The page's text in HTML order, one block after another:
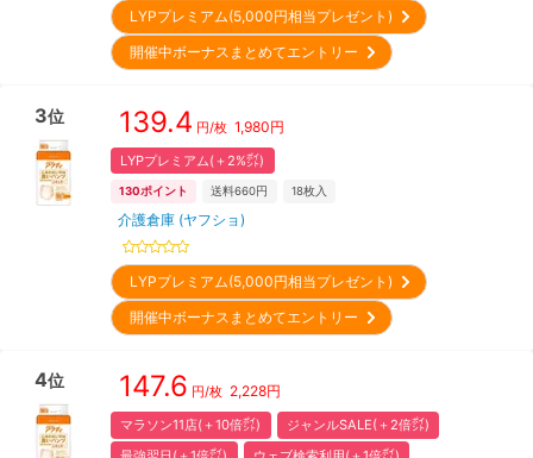
LYPプレミアム(5,000円相当プレゼント)
開催中ボーナスまとめてエントリー
3位 139.4 円/枚 1,980円
LYPプレミアム(＋2%㌽)
130ポイント 送料660円 18枚入
介護倉庫 (ヤフショ)
LYPプレミアム(5,000円相当プレゼント)
開催中ボーナスまとめてエントリー
4位 147.6 円/枚 2,228円
マラソン11店(＋10倍㌽)
ジャンルSALE(＋2倍㌽)